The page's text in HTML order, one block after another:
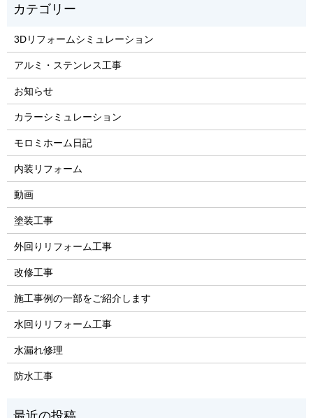
3Dリフォームシミュレーション
アルミ・ステンレス工事
お知らせ
カラーシミュレーション
モロミホーム日記
内装リフォーム
動画
塗装工事
外回りリフォーム工事
改修工事
施工事例の一部をご紹介します
水回りリフォーム工事
水漏れ修理
防水工事